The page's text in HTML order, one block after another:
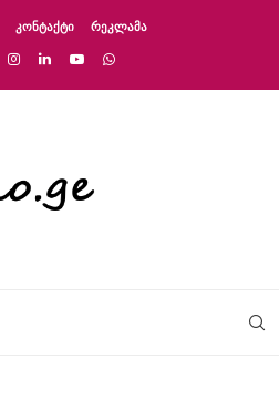
ᲙᲝᲜᲢᲐᲥᲢᲘ ᲠᲔᲙᲚᲐᲛᲐ